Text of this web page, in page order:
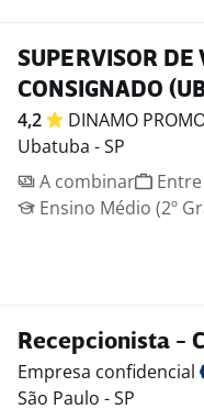
SUPERVISOR DE
CONSIGNADO
4,2 DINAMO
Ubatuba - SP
A combinar
Ensino Médio (2º
Recepcionista -
Empresa confidencial
São Paulo - SP